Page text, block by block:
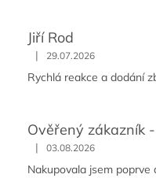
Jiří Rod
| 29.07.2026
Rychlá reakce a dodání
Ověřený zákazník
| 03.08.2026
Nakupovala jsem poprve